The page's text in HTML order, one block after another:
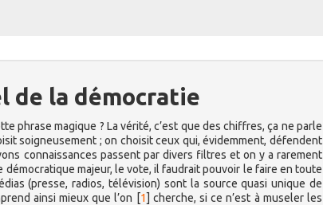
de la démocratie
phrase magique ? La vérité, c’est que des chiffres, ça ne parle
soigneusement ; on choisit ceux qui, évidemment, défendent
connaissances passent par divers filtres et on y a rarement
majeur, le vote, il faudrait pouvoir le faire en toute
(presse, radios, télévision) sont la source quasi unique de
ainsi mieux que l’on [1] cherche, si ce n’est à museler les